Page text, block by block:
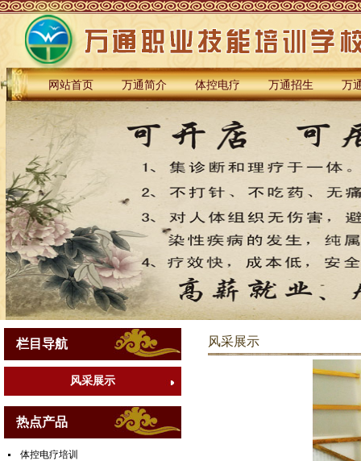
网站首页 万通简介 体控电疗 万通招生 万
栏目导航
风采展示
热点产品
体控电疗培训
风采展示